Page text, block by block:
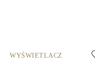
WYŚWIETLACZ